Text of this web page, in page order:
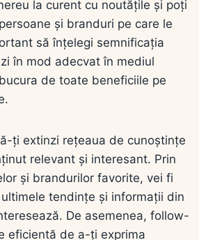
la curent cu noutățile și poți
și branduri pe care le
să înțelegi semnificația
în mod adecvat în mediul
de toate beneficiile pe
ți extinzi rețeaua de cunoștințe
relevant și interesant. Prin
și brandurilor favorite, vei fi
tendințe și informații din
De asemenea, follow-
eficientă de a-ți exprima